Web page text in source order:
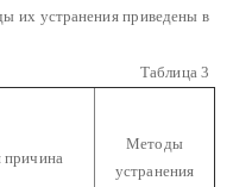
их устранения приведены в
Таблица 3
причина
Методы
устранения